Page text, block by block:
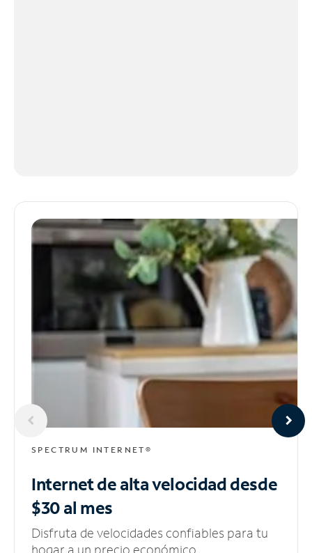
SPECTRUM INTERNET®
Internet de alta velocidaddesde
$30 al mes
Disfruta de velocidades confiables para tu
hogar a un precio económico.